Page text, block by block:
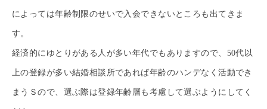
によっては年齢制限のせいで入会できないところも出てきま
す。
経済的にゆとりがある人が多い年代でもありますので、50代以
上の登録が多い結婚相談所であれば年齢のハンデなく活動でき
まうＳので、選ぶ際は登録年齢層も考慮して選ぶようにしてく